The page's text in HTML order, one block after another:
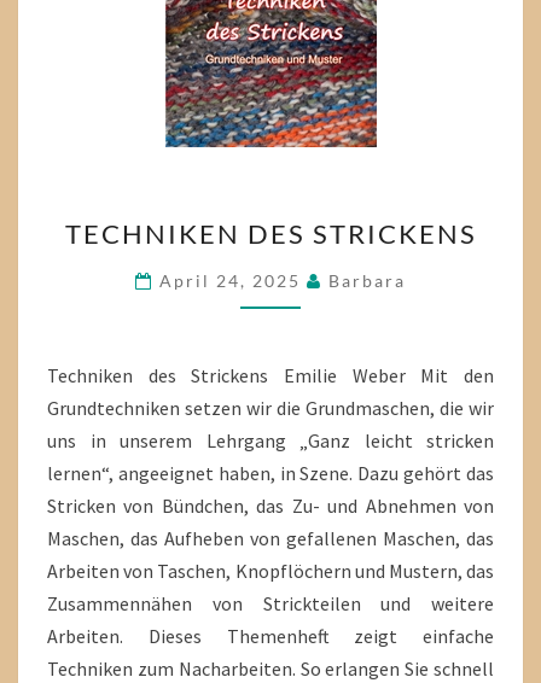
DES
STRICKENS
TECHNIKEN DES STRICKENS
April 24, 2025 Barbara
Techniken des Strickens Emilie Weber Mit den
Grundtechniken setzen wir die Grundmaschen, die wir
uns in unserem Lehrgang „Ganz leicht stricken
lernen“, angeeignet haben, in Szene. Dazu gehört das
Stricken von Bündchen, das Zu- und Abnehmen von
Maschen, das Aufheben von gefallenen Maschen, das
Arbeiten von Taschen, Knopflöchern und Mustern, das
Zusammennähen von Strickteilen und weitere
Arbeiten. Dieses Themenheft zeigt einfache
Techniken zum Nacharbeiten. So erlangen Sie schnell